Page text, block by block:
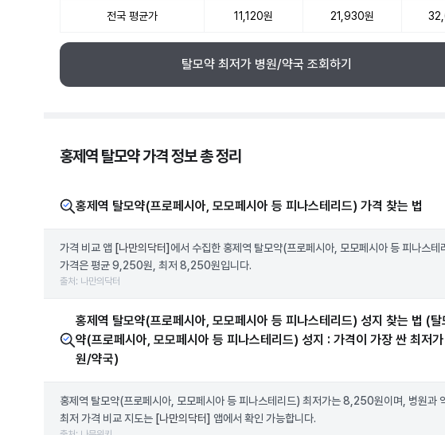
전국 평균가 11,120원 21,930원
탈모약 최저가 병원/약국 조회하기
홍제역 탈모약 가격 정보 총 정리
홍제역 탈모약(프로페시아, 모모페시아 등 피나스테리드) 가격 찾는 법
가격 비교 앱 [나만의닥터] 에서 수집한 홍제역 탈모약(프로페시아, 모모페시아 등 피나스테
가격은 평균 9,250원, 최저 8,250원입니다.
출처: 나만의닥터
홍제역 탈모약(프로페시아, 모모페시아 등 피나스테리드) 성지 찾는 법 (탈
약(프로페시아, 모모페시아 등 피나스테리드) 성지 : 가격이 가장 싼 최저가
원/약국)
홍제역 탈모약(프로페시아, 모모페시아 등 피나스테리드) 최저가는 8,250원이며, 병원과
최저 가격 비교 지도는 [나만의닥터] 앱에서 확인 가능합니다.